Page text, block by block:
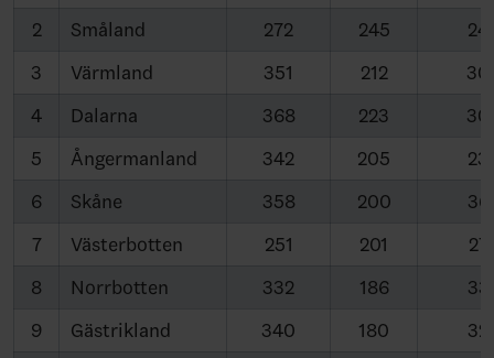
2
Småland 272 245
24
3
Värmland 351 212
30
4
Dalarna 368 223
30
5
Ångermanland 342 205
23
6
Skåne 358 200
36
7
Västerbotten 251 201
27
8
Norrbotten 332 186
33
9
Gästrikland 340 180
32